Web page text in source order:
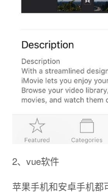
2、vue软件
苹果手机和安卓手机都